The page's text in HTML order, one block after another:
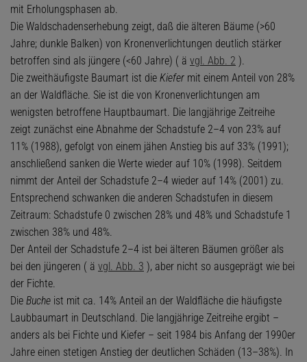
mit Erholungsphasen ab.
Die Waldschadenserhebung zeigt, daß die älteren Bäume (>60
Jahre; dunkle Balken) von Kronenverlichtungen deutlich stärker
betroffen sind als jüngere (<60 Jahre) ( ä vgl. Abb. 2 ).
Die zweithäufigste Baumart ist die Kiefer mit einem Anteil von 28%
an der Waldfläche. Sie ist die von Kronenverlichtungen am
wenigsten betroffene Hauptbaumart. Die langjährige Zeitreihe
zeigt zunächst eine Abnahme der Schadstufe 2–4 von 23% auf
11% (1988), gefolgt von einem jähen Anstieg bis auf 33% (1991);
anschließend sanken die Werte wieder auf 10% (1998). Seitdem
nimmt der Anteil der Schadstufe 2–4 wieder auf 14% (2001) zu.
Entsprechend schwanken die anderen Schadstufen in diesem
Zeitraum: Schadstufe 0 zwischen 28% und 48% und Schadstufe 1
zwischen 38% und 48%.
Der Anteil der Schadstufe 2–4 ist bei älteren Bäumen größer als
bei den jüngeren ( ä vgl. Abb. 3 ), aber nicht so ausgeprägt wie bei
der Fichte.
Die Buche ist mit ca. 14% Anteil an der Waldfläche die häufigste
Laubbaumart in Deutschland. Die langjährige Zeitreihe ergibt –
anders als bei Fichte und Kiefer – seit 1984 bis Anfang der 1990er
Jahre einen stetigen Anstieg der deutlichen Schäden (13–38%). In